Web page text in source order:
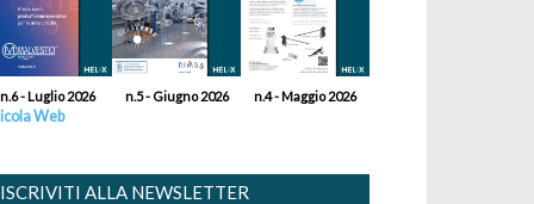
n.6 - Luglio 2026 n.5 - Giugno 2026 n.4 - Maggio 2026
Web
ISCRIVITI ALLA NEWSLETTER